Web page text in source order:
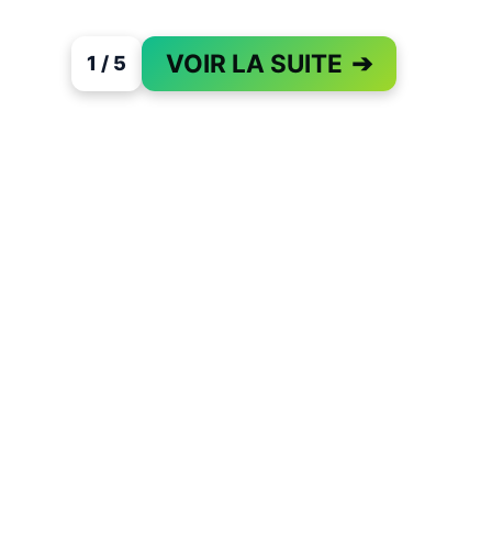
1 / 5 VOIR LA SUITE ➔
PAGE 1 OF 5